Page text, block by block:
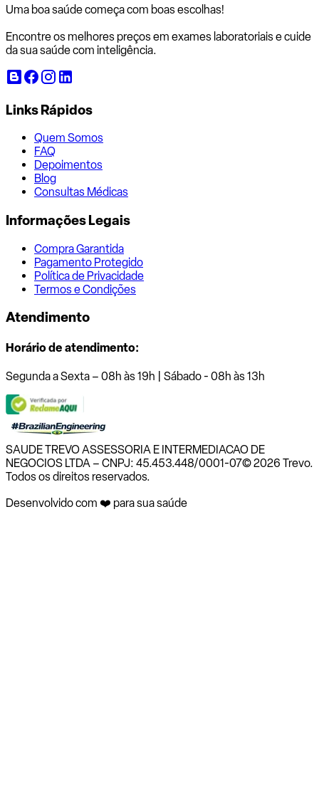
Uma boa saúde começa com boas escolhas!
Encontre os melhores preços em exames laboratoriais e cuide
da sua saúde com inteligência.
Links Rápidos
Quem Somos
FAQ
Depoimentos
Blog
Consultas Médicas
Informações Legais
Compra Garantida
Pagamento Protegido
Política de Privacidade
Termos e Condições
Atendimento
Horário de atendimento:
Segunda a Sexta – 08h às 19h | Sábado - 08h às 13h
SAUDE TREVO ASSESSORIA E INTERMEDIACAO DE
NEGOCIOS LTDA – CNPJ: 45.453.448/0001-07© 2026 Trevo.
Todos os direitos reservados.
Desenvolvido com ❤️ para sua saúde